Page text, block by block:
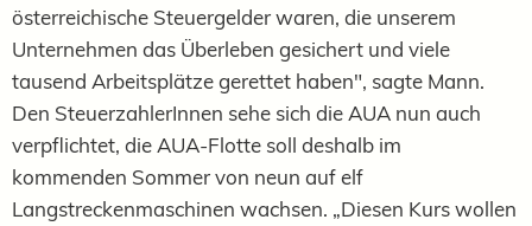
österreichische Steuergelder waren, die unserem
Unternehmen das Überleben gesichert und viele
tausend Arbeitsplätze gerettet haben", sagte Mann.
Den SteuerzahlerInnen sehe sich die AUA nun auch
verpflichtet, die AUA-Flotte soll deshalb im
kommenden Sommer von neun auf elf
Langstreckenmaschinen wachsen. „Diesen Kurs wollen